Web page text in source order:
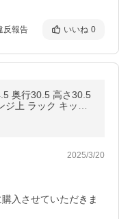
反報告 いいね 0
奥行30.5 高さ30.5
上 ラック キッチ
ン 収納 隙間収納
2025/3/20
入させていただきま